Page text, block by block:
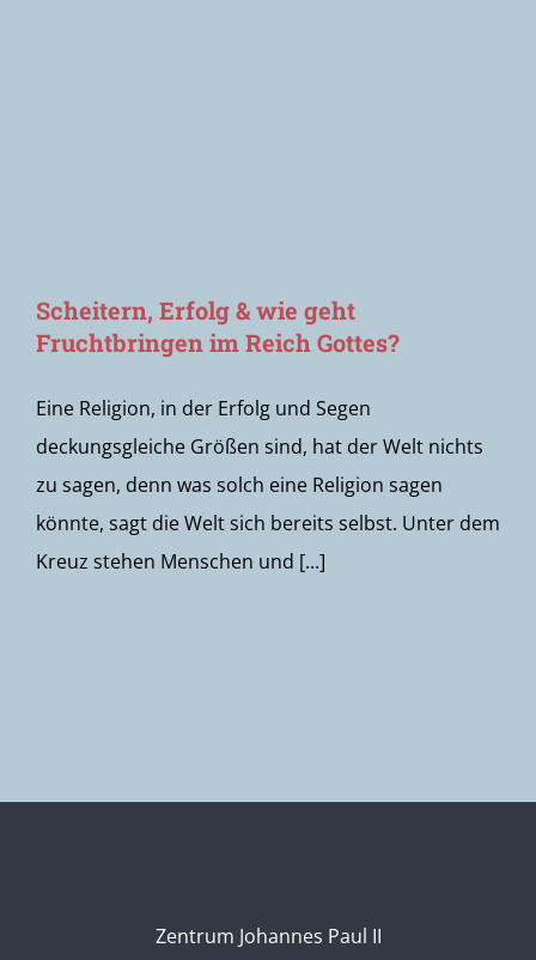
Scheitern, Erfolg & wie geht
Fruchtbringen im Reich Gottes?
Eine Religion, in der Erfolg und Segen
deckungsgleiche Größen sind, hat der Welt nichts
zu sagen, denn was solch eine Religion sagen
könnte, sagt die Welt sich bereits selbst. Unter dem
Kreuz stehen Menschen und [...]
Zentrum Johannes Paul II